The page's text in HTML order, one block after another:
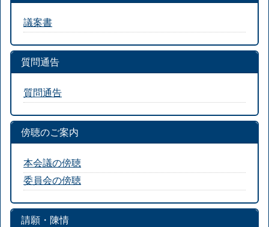
議案書
質問通告
質問通告
傍聴のご案内
本会議の傍聴
委員会の傍聴
請願・陳情